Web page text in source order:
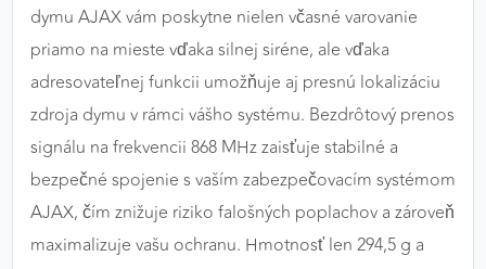
dymu AJAX vám poskytne nielen včasné varovanie
priamo na mieste vďaka silnej siréne, ale vďaka
adresovateľnej funkcii umožňuje aj presnú lokalizáciu
zdroja dymu v rámci vášho systému. Bezdrôtový prenos
signálu na frekvencii 868 MHz zaisťuje stabilné a
bezpečné spojenie s vaším zabezpečovacím systémom
AJAX, čím znižuje riziko falošných poplachov a zároveň
maximalizuje vašu ochranu. Hmotnosť len 294,5 g a